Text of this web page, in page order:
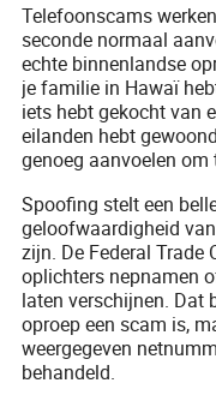
Telefoonscams
seconde normaal
echte binnenlandse
je familie in Hawaï
iets hebt gekocht van
eilanden hebt
genoeg aanvoelen om
Spoofing stelt een
geloofwaardigheid
zijn. De Federal
oplichters nepnamen
laten verschijnen. Dat
oproep een scam is,
weergegeven
behandeld.